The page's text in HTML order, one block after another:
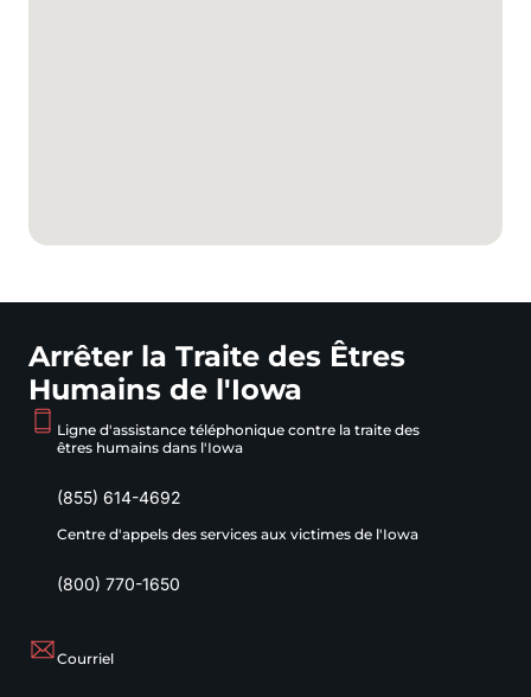
Arrêter la Traite des Êtres
Humains de l'Iowa
Ligne d'assistance téléphonique contre la traite des
êtres humains dans l'Iowa
(855) 614-4692
Centre d'appels des services aux victimes de l'Iowa
(800) 770-1650
Courriel